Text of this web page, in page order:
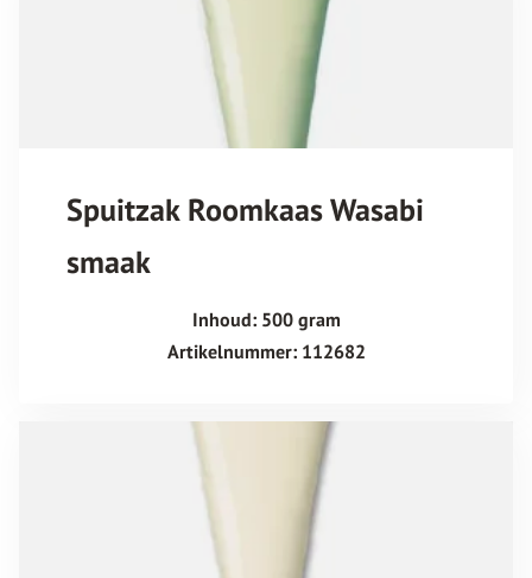
Spuitzak Roomkaas Wasabi
smaak
Inhoud: 500 gram
Artikelnummer: 112682